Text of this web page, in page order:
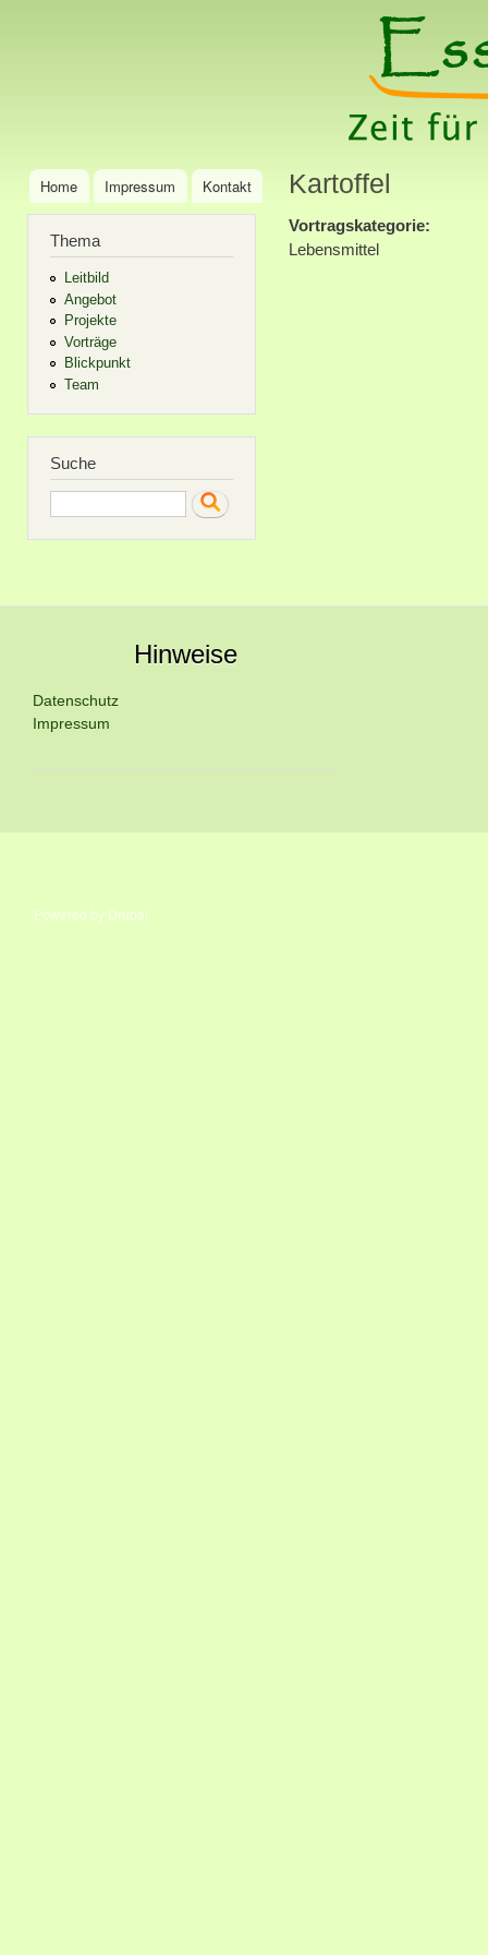
Main menu
Home Impressum Kontakt
Thema
Leitbild
Angebot
Projekte
Vorträge
Blickpunkt
Team
Suche
Search
Kartoffel
Vortragskategorie:
Lebensmittel
Hinweise
Datenschutz
Impressum
Powered by Drupal